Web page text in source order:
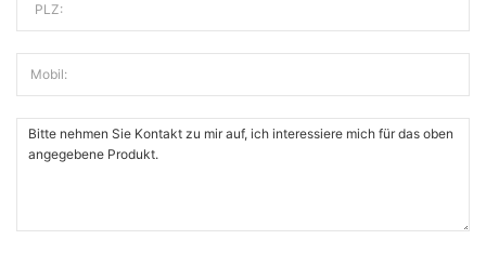
PLZ:
Mobil: